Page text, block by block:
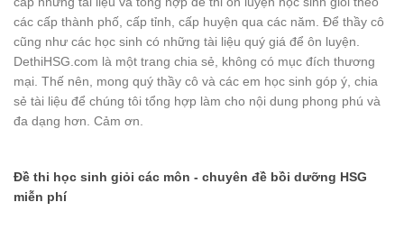
các cấp thành phố, cấp tỉnh, cấp huyện qua các năm. Để thầy cô
cũng như các học sinh có những tài liệu quý giá để ôn luyện.
DethiHSG.com là một trang chia sẻ, không có mục đích thương
mại. Thế nên, mong quý thầy cô và các em học sinh góp ý, chia
sẻ tài liệu để chúng tôi tổng hợp làm cho nội dung phong phú và
đa dạng hơn. Cảm ơn.
Đề thi học sinh giỏi các môn - chuyên đề bồi dưỡng HSG
miễn phí